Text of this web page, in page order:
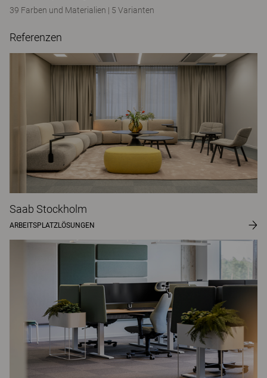
39 Farben und Materialien | 5 Varianten
Referenzen
Saab Stockholm
ARBEITSPLATZLÖSUNGEN